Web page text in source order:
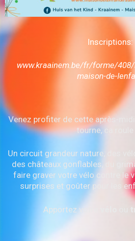
Inscriptions:
www.kraainem.be/fr/forme/
maison-de-
Venez profiter de cette après-
tourne, ca roule
Un circuit grandeur nature, des
des châteaux gonflables, du
faire graver votre vélo contre le
surprises et goûter pour les
Apportez votre